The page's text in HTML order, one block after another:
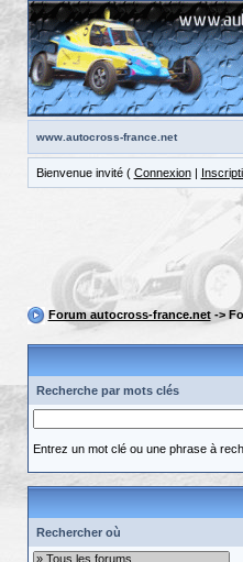
www.autocross-france.net
Bienvenue invité ( Connexion|
Forum autocross-france.net->
Recherche par mots clés
Entrez un mot clé ou une phrase à
Rechercher où